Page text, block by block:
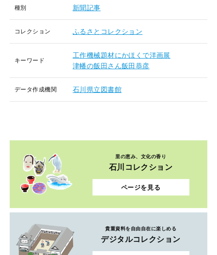
種別 新聞記事
コレクション ふるさとコレクション
キーワード
工作機械題材にかほくで洋画展
津幡の飯田さん飯田恭彦
データ作成機関 石川県立図書館
里の恵み、文化の香り
石川コレクション
ページを見る
貴重資料を自由自在に楽しめる
デジタルコレクション